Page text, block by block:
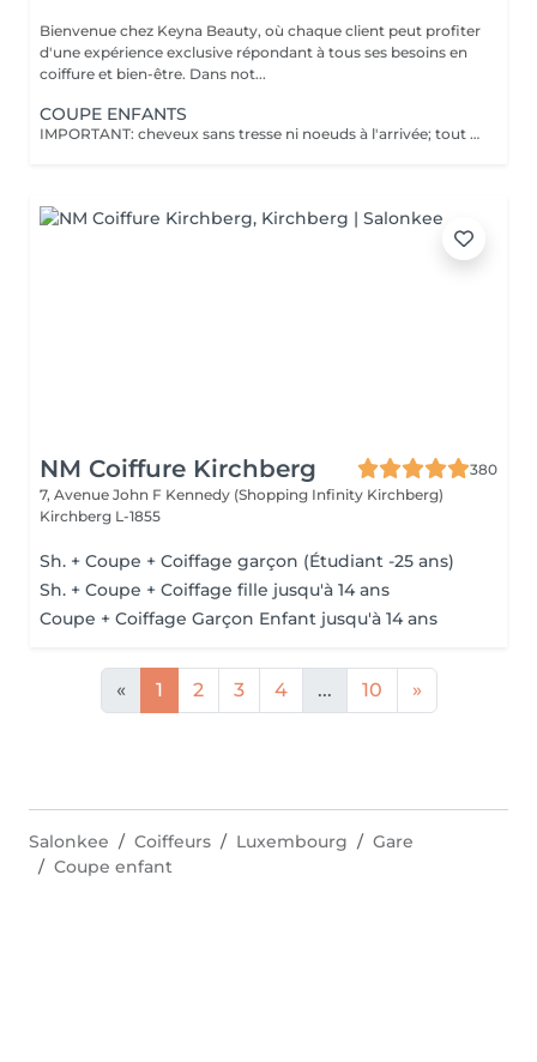
Bienvenue chez Keyna Beauty, où chaque client peut profiter
d'une expérience exclusive répondant à tous ses besoins en
coiffure et bien-être. Dans not...
COUPE ENFANTS
IMPORTANT: cheveux sans tresse ni noeuds à l'arrivée; tout noeuds ou tressage entraîne l'annulation et 50% de la prestation est retenu. Veuillez noter que si un enfant arrive au salon avec des poux, nous ne pourrons pas procéder à la coupe de cheveux pour des raisons de santé et de sécurité. Dans ce cas, le rendez-vous sera tout de même facturé en raison de l'horaire réservé, afin de compenser la perte de chiffre d'affaires. Nous comprenons que cela peut être une situation difficile, et nous vous encourageons à vérifier les cheveux de votre enfant avant le rendez-vous. Merci de votre compréhension !
NM Coiffure Kirchberg
380
7, Avenue John F Kennedy (Shopping Infinity Kirchberg)
Kirchberg L-1855
Sh. + Coupe + Coiffage garçon (Étudiant -25 ans)
Sh. + Coupe + Coiffage fille jusqu'à 14 ans
Coupe + Coiffage Garçon Enfant jusqu'à 14 ans
« 1 2 3 4 ... 10 »
Salonkee Coiffeurs Luxembourg
Gare
Coupe enfant